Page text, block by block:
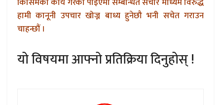
हामी कानूनी उपचार खोज्न बाध्य हुनेछौ भनी सचेत गराउन
चाहन्छौं ।
यो विषयमा आफ्नो प्रतिक्रिया दिनुहोस् !